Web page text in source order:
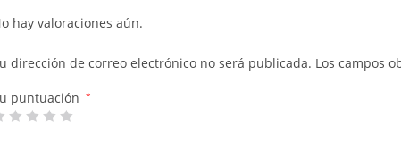
hay valoraciones aún.
dirección de correo electrónico no será publicada. Los campos
puntuación *